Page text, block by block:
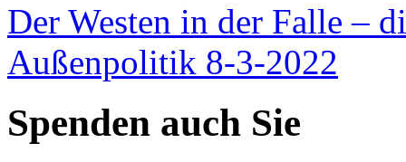
Der Westen in der Falle –
Außenpolitik 8-3-2022
Spenden auch Sie